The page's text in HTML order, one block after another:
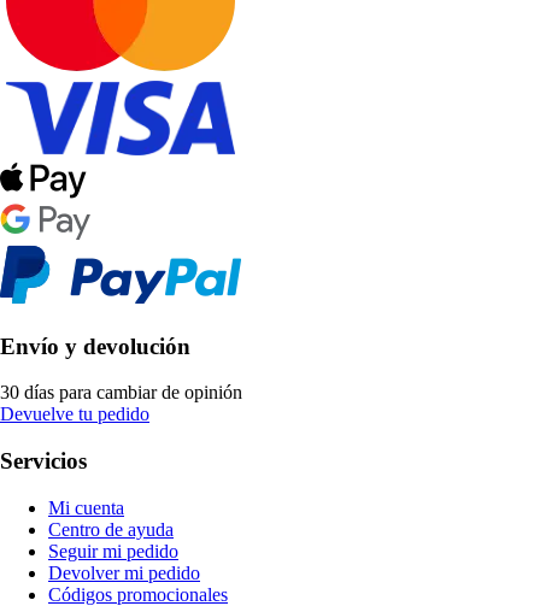
Envío y devolución
30 días para cambiar de opinión
Devuelve tu pedido
Servicios
Mi cuenta
Centro de ayuda
Seguir mi pedido
Devolver mi pedido
Códigos promocionales